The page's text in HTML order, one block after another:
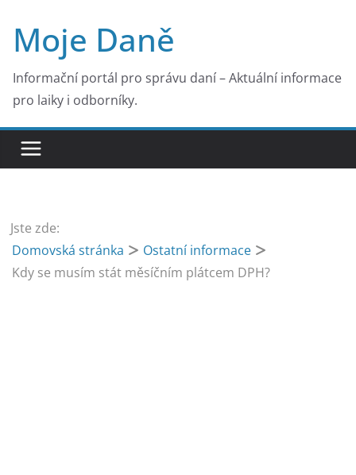
obsah
Moje Daně
Informační portál pro správu daní – Aktuální informace
pro laiky i odborníky.
Jste zde:
Domovská stránka
Ostatní informace
Kdy se musím stát měsíčním plátcem DPH?